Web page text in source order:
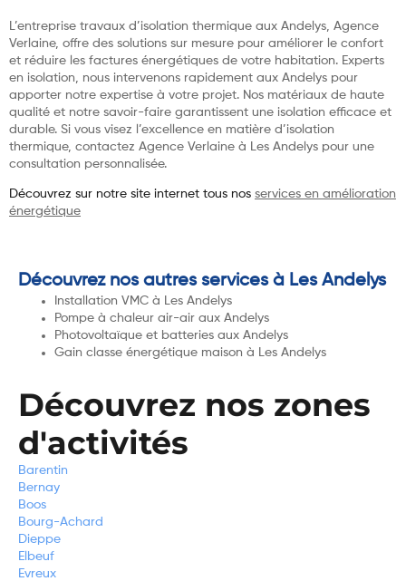
L’entreprise travaux d’isolation thermique aux Andelys, Agence
Verlaine, offre des solutions sur mesure pour améliorer le confort
et réduire les factures énergétiques de votre habitation. Experts
en isolation, nous intervenons rapidement aux Andelys pour
apporter notre expertise à votre projet. Nos matériaux de haute
qualité et notre savoir-faire garantissent une isolation efficace et
durable. Si vous visez l’excellence en matière d’isolation
thermique, contactez Agence Verlaine à Les Andelys pour une
consultation personnalisée.
Découvrez sur notre site internet tous nos services en amélioration
énergétique
Découvrez nos autres services à Les Andelys
Installation VMC à Les Andelys
Pompe à chaleur air-air aux Andelys
Photovoltaïque et batteries aux Andelys
Gain classe énergétique maison à Les Andelys
Découvrez nos zones
d'activités
Barentin
Bernay
Boos
Bourg-Achard
Dieppe
Elbeuf
Evreux